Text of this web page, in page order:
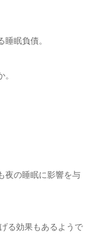
眠負債。
夜の睡眠に影響を与
る効果もあるようで